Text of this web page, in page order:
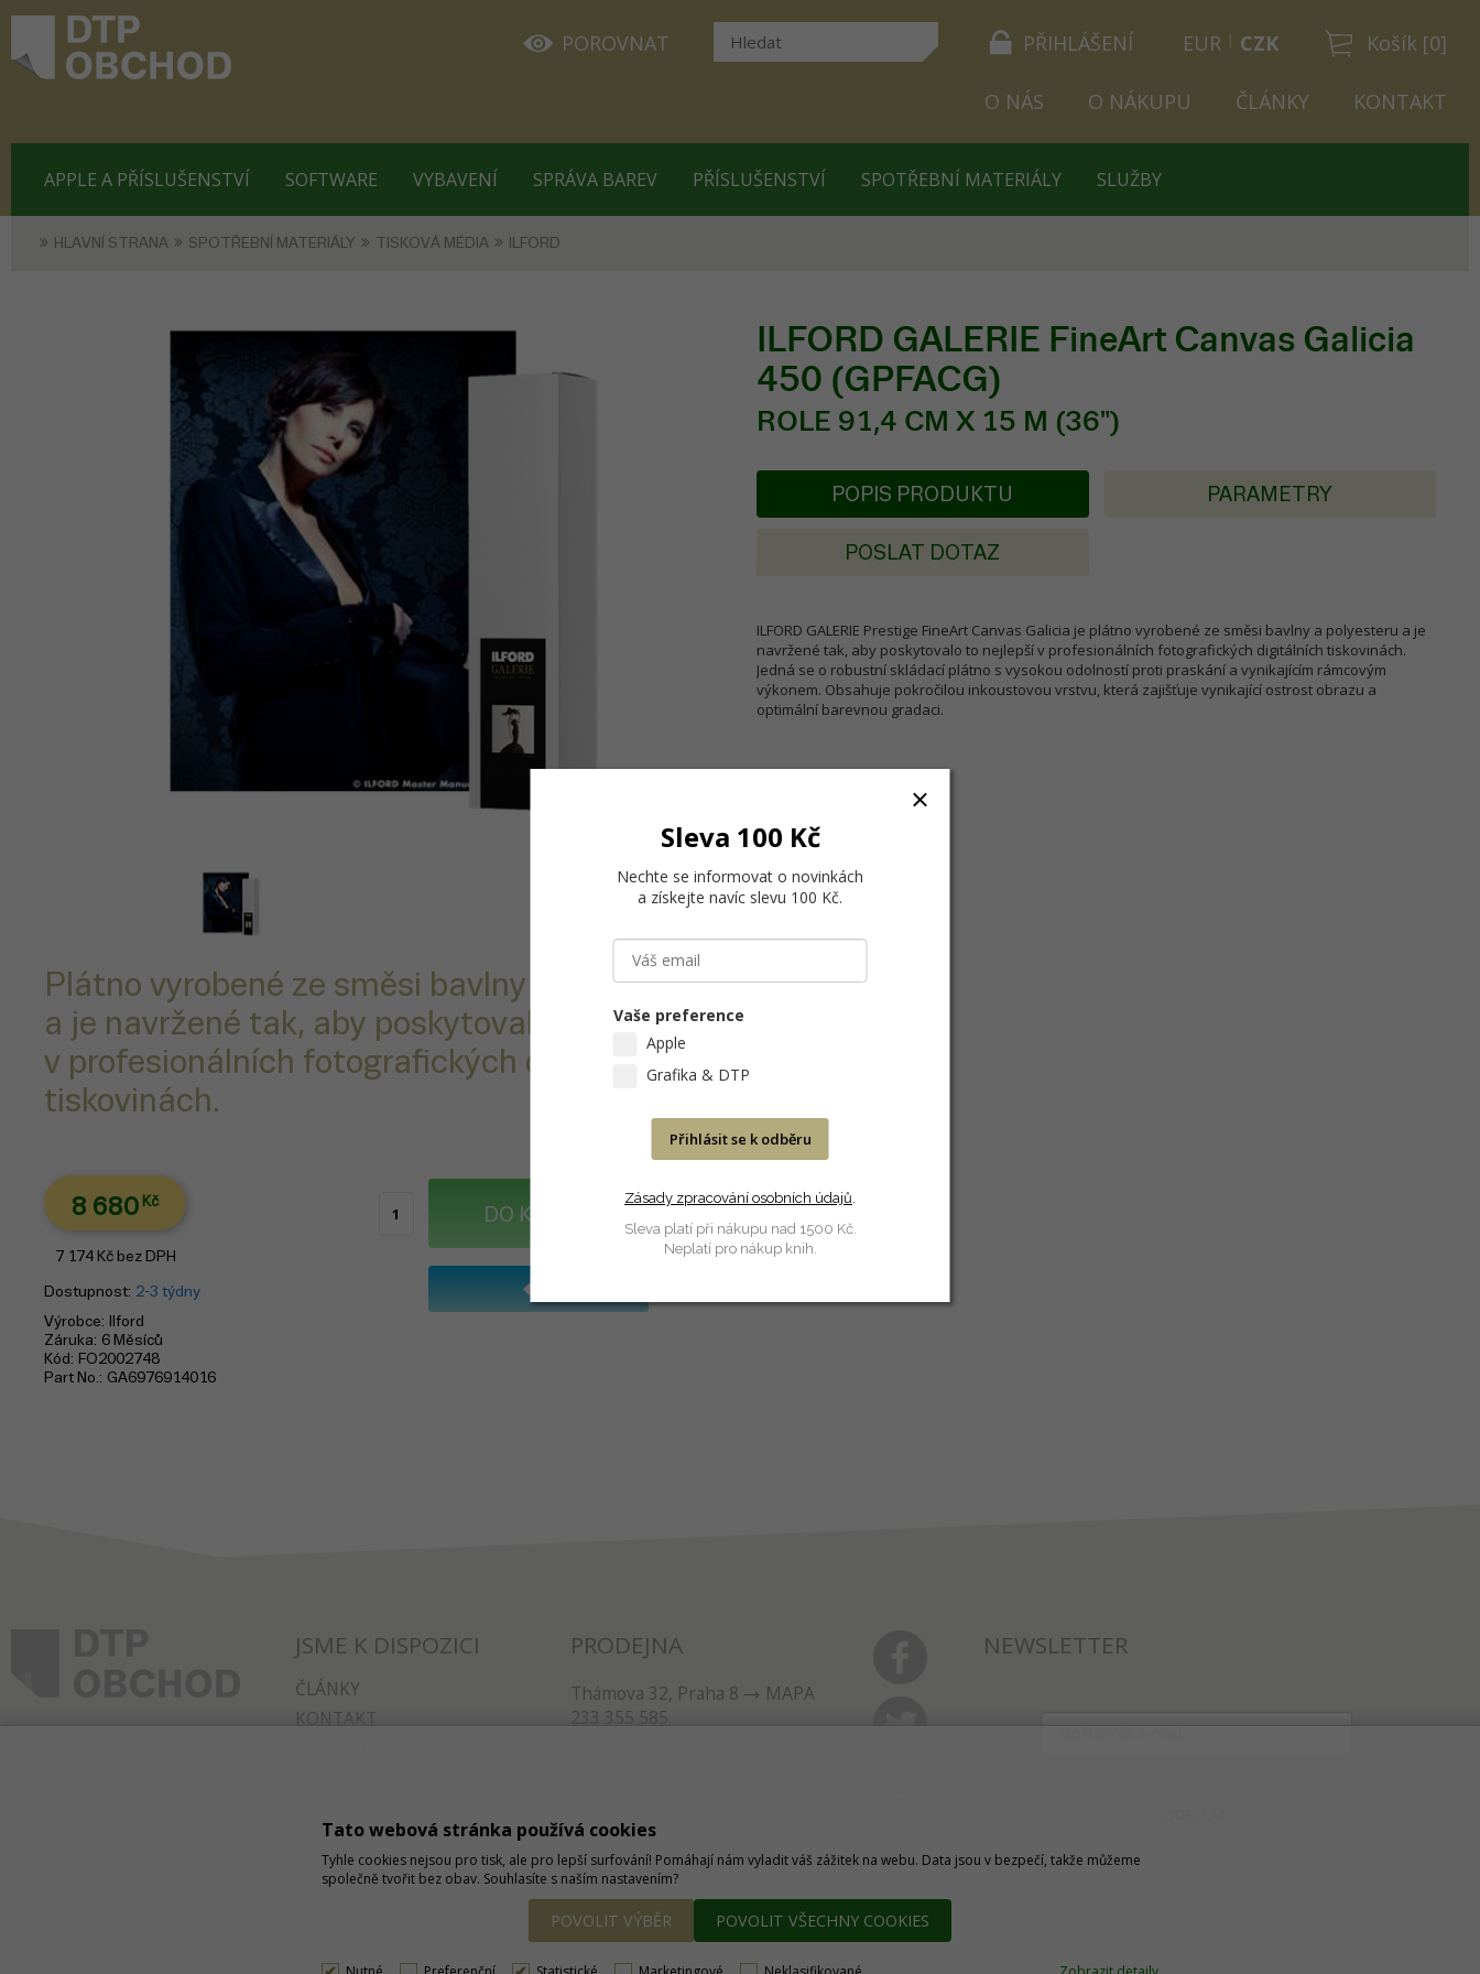
PŘIHLÁŠENÍ Košík [0]
POROVNAT EUR CZK
O NÁS O NÁKUPU ČLÁNKY KONTAKT
APPLE A PŘÍSLUŠENSTVÍ SOFTWARE VYBAVENÍ SPRÁVA BAREV PŘÍSLUŠENSTVÍ SPOTŘEBNÍ MATERIÁLY SLUŽBY
HLAVNÍ STRANA SPOTŘEBNÍ MATERIÁLY TISKOVÁ MÉDIA ILFORD
ILFORD GALERIE FineArt Canvas Galicia
450 (GPFACG)
ROLE 91,4 CM X 15 M (36")
Plátno vyrobené ze směsi bavlny a polyesteru
a je navržené tak, aby poskytovalo to nejlepší
v profesionálních fotografických digitálních
tiskovinách.
8 680 Kč
7 174 Kč bez DPH
Dostupnost 2-3 týdny
Výrobce
Ilford
Záruka 6 Měsíců
Kód
FO2002748
Part No. GA6976914016
DO KOŠÍKU
POPIS PRODUKTU PARAMETRY
POSLAT DOTAZ
ILFORD GALERIE Prestige FineArt Canvas Galicia je plátno vyrobené ze směsi bavlny a polyesteru a je
navržené tak, aby poskytovalo to nejlepší v profesionálních fotografických digitálních tiskovinách.
Jedná se o robustní skládací plátno s vysokou odolností proti praskání a vynikajícím rámcovým
výkonem. Obsahuje pokročilou inkoustovou vrstvu, která zajišťuje vynikající ostrost obrazu a
optimální barevnou gradaci.
JSME K DISPOZICI
ČLÁNKY
KONTAKT
PRODEJNA
Thámova 32, Praha 8
MAPA
233 355 585
NEWSLETTER
Tato webová stránka používá cookies
Tyhle cookies nejsou pro tisk, ale pro lepší surfování! Pomáhají nám vyladit váš zážitek na webu. Data jsou v bezpečí, takže můžeme
společně tvořit bez obav. Souhlasíte s naším nastavením?
POVOLIT VÝBĚR POVOLIT VŠECHNY COOKIES
Sleva 100 Kč
Nechte se informovat o novinkách
a získejte navíc slevu 100 Kč.
Vaše preference
Apple
Grafika & DTP
Přihlásit se k odběru
Zásady zpracování osobních údajů
Sleva platí při nákupu nad 1500 Kč.
Neplatí pro nákup knih.